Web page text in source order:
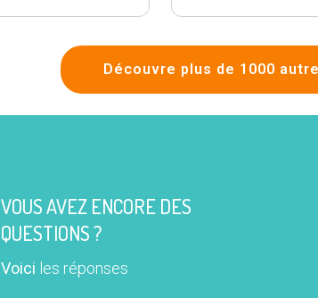
Découvre plus de 1000
VOUS AVEZ ENCORE DES
QUESTIONS ?
Voici les réponses